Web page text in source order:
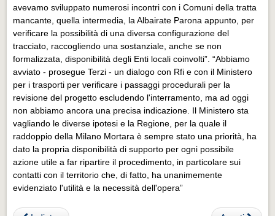
avevamo sviluppato numerosi incontri con i Comuni della tratta
mancante, quella intermedia, la Albairate Parona appunto, per
verificare la possibilità di una diversa configurazione del
tracciato, raccogliendo una sostanziale, anche se non
formalizzata, disponibilità degli Enti locali coinvolti”. “Abbiamo
avviato - prosegue Terzi - un dialogo con Rfi e con il Ministero
per i trasporti per verificare i passaggi procedurali per la
revisione del progetto escludendo l'interramento, ma ad oggi
non abbiamo ancora una precisa indicazione. Il Ministero sta
vagliando le diverse ipotesi e la Regione, per la quale il
raddoppio della Milano Mortara è sempre stato una priorità, ha
dato la propria disponibilità di supporto per ogni possibile
azione utile a far ripartire il procedimento, in particolare sui
contatti con il territorio che, di fatto, ha unanimemente
evidenziato l'utilità e la necessità dell'opera”